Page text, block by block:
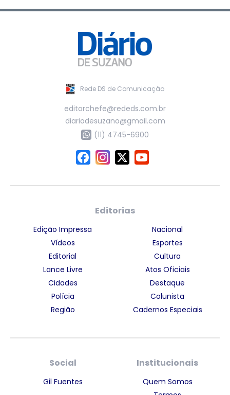
Rede DS de Comunicação
editorchefe@rededs.com.br
diariodesuzano@gmail.com
(11) 4745-6900
Editorias
Edição Impressa
Vídeos
Editorial
Lance Livre
Cidades
Polícia
Região
Nacional
Esportes
Cultura
Atos Oficiais
Destaque
Colunista
Cadernos Especiais
Social
Gil Fuentes
Institucionais
Quem Somos